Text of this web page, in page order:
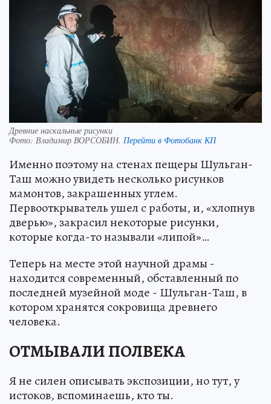
Древние наскальные рисунки
Фото: Владимир ВОРСОБИН. Перейти в Фотобанк КП
Именно поэтому на стенах пещеры Шульган-
Таш можно увидеть несколько рисунков
мамонтов, закрашенных углем.
Первооткрыватель ушел с работы, и, «хлопнув
дверью», закрасил некоторые рисунки,
которые когда-то называли «липой»…
Теперь на месте этой научной драмы -
находится современный, обставленный по
последней музейной моде - Шульган-Таш, в
котором хранятся сокровища древнего
человека.
ОТМЫВАЛИ ПОЛВЕКА
Я не силен описывать экспозиции, но тут, у
истоков, вспоминаешь, кто ты.